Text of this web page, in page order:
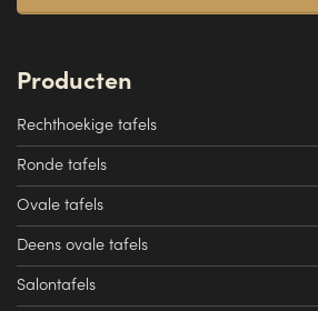
Producten
Rechthoekige tafels
Ronde tafels
Ovale tafels
Deens ovale tafels
Salontafels